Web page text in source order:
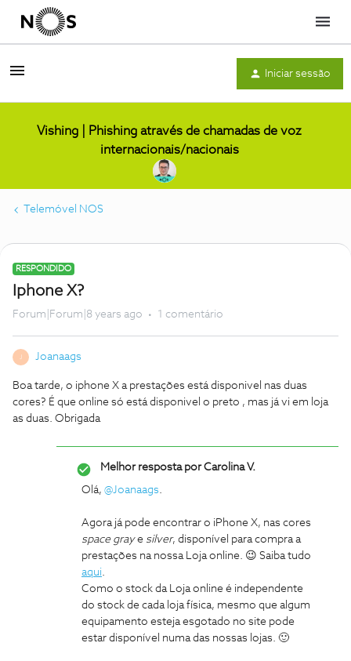
Menu
Iniciar sessão
Vishing | Phishing através de chamadas de voz
internacionais/nacionais
Telemóvel NOS
RESPONDIDO
Iphone X?
Forum|Forum|8 years ago 1 comentário
Joanaags
Boa tarde, o iphone X a prestações está disponivel nas duas
cores? É que online só está disponivel o preto , mas já vi em loja
as duas. Obrigada
Melhor resposta porCarolina V.
Olá, @Joanaags.
Agora já pode encontrar o iPhone X, nas cores
space graye silver, disponível para compra a
prestações na nossa Loja online. 😉 Saiba tudo
aqui.
Como o stock da Loja online é independente
do stock de cada loja física, mesmo que algum
equipamento esteja esgotado no site pode
estar disponível numa das nossas lojas. 🙂